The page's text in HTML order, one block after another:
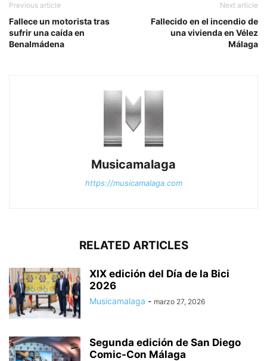
Previous article
Fallece un motorista tras
sufrir una caída en
Benalmádena
Next article
Fallecido en el incendio de
una vivienda en Vélez
Málaga
Musicamalaga
https://musicamalaga.com
RELATED ARTICLES
XIX edición del Día de la Bici
2026
Musicamalaga - marzo 27, 2026
Segunda edición de San Diego
Comic-Con Málaga